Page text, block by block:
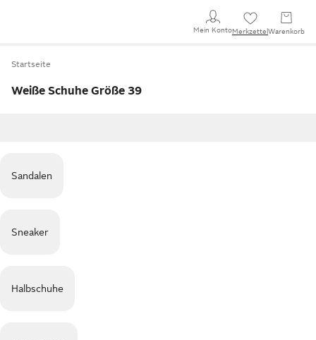
Mein KontoMerkzettel Warenkorb
Startseite
Weiße Schuhe Größe 39
Sandalen
Sneaker
Halbschuhe